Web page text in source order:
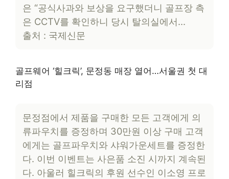
은 “공식사과와 보상을 요구했더니 골프장 측
은 CCTV를 확인하니 당시 탈의실에서…
출처 : 국제신문
골프웨어 ‘힐크릭’, 문정동 매장 열어…서울권 첫 대
리점
문정점에서 제품을 구매한 모든 고객에게 의
류파우치를 증정하며 30만원 이상 구매 고객
에게는 골프파우치와 샤워가운세트를 증정한
다. 이번 이벤트는 사은품 소진 시까지 계속된
다. 아울러 힐크릭의 후원 선수인 이소영 프로